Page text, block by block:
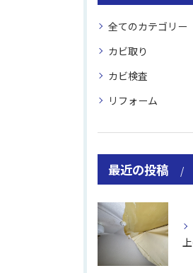
全てのカテゴリー
カビ取り
カビ検査
リフォーム
最近の投稿